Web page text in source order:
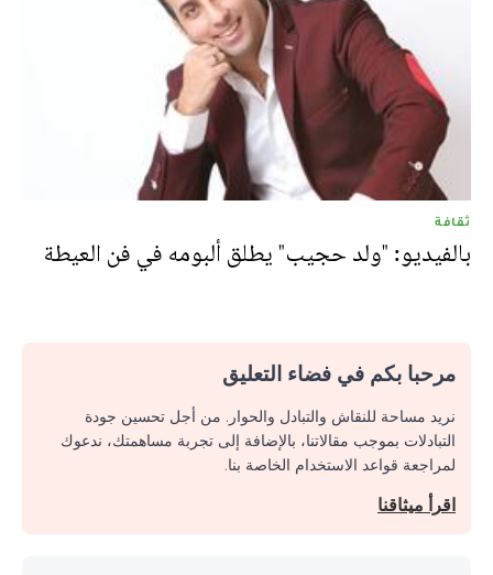
ثقافة
بالفيديو: "ولد حجيب" يطلق ألبومه في فن العيطة
مرحبا بكم في فضاء التعليق
نريد مساحة للنقاش والتبادل والحوار. من أجل تحسين جودة
التبادلات بموجب مقالاتنا، بالإضافة إلى تجربة مساهمتك، ندعوك
لمراجعة قواعد الاستخدام الخاصة بنا.
اقرأ ميثاقنا